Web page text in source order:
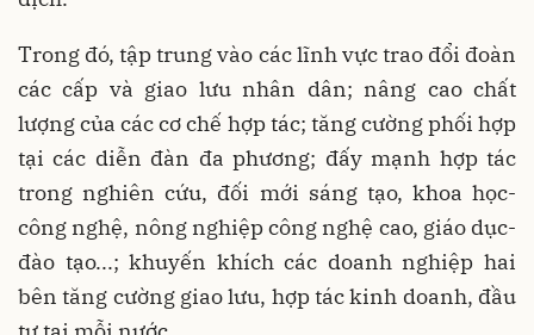
Trong đó, tập trung vào các lĩnh vực trao đổi đoàn
các cấp và giao lưu nhân dân; nâng cao chất
lượng của các cơ chế hợp tác; tăng cường phối hợp
tại các diễn đàn đa phương; đấy mạnh hợp tác
trong nghiên cứu, đối mới sáng tạo, khoa học-
công nghệ, nông nghiệp công nghệ cao, giáo dục-
đào tạo...; khuyến khích các doanh nghiệp hai
bên tăng cường giao lưu, hợp tác kinh doanh, đầu